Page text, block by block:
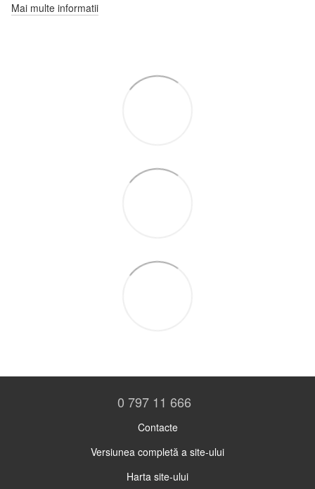
Mai multe informatii
0 797 11 666
Contacte
Versiunea completă a site-ului
Harta site-ului